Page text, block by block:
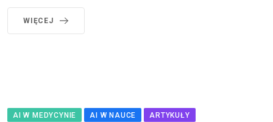
WIĘCEJ
AI W MEDYCYNIE AI W NAUCE ARTYKUŁY